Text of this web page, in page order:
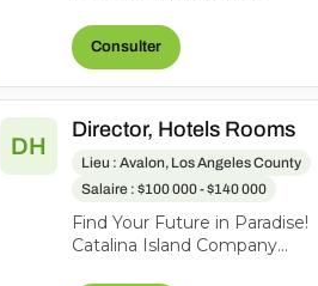
Director of Finance serves as a
strategic business...
Consulter
DH
Director, Hotels Rooms
Lieu : Avalon, Los Angeles County
Salaire : $100 000 - $140 000
Find Your Future in Paradise!
Catalina Island Company